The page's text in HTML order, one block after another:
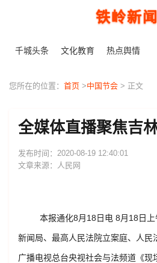
铁岭新
千城头条 文化教育 热点舆情
您所在的位置： 首页 >中国节会 > 正文
全媒体直播聚焦吉
发布时间：2020-08-19 12:40:01
文章来源：人民网
本报通化8月18日电 8月18日
新闻局、最高人民法院立案庭、人民
广播电视总台央视社会与法频道《现